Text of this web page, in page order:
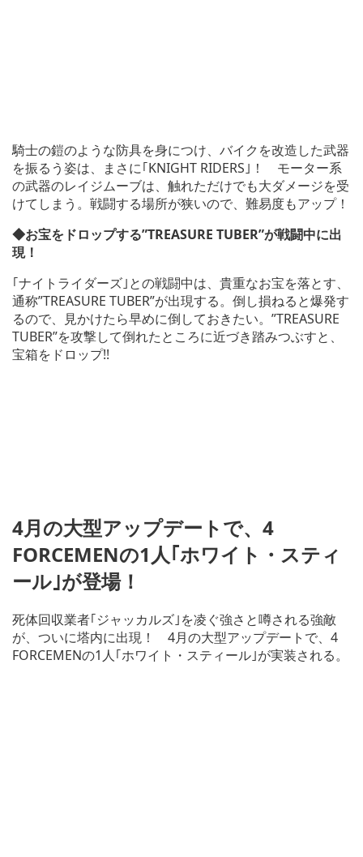
騎士の鎧のような防具を身につけ、バイクを改造した武器
を振るう姿は、まさに｢KNIGHT RIDERS｣！ モーター系
の武器のレイジムーブは、触れただけでも大ダメージを受
けてしまう。戦闘する場所が狭いので、難易度もアップ！
◆お宝をドロップする”TREASURE TUBER”が戦闘中に出
現！
｢ナイトライダーズ｣との戦闘中は、貴重なお宝を落とす、
通称”TREASURE TUBER”が出現する。倒し損ねると爆発す
るので、見かけたら早めに倒しておきたい。”TREASURE
TUBER”を攻撃して倒れたところに近づき踏みつぶすと、
宝箱をドロップ!!
4月の大型アップデートで、4
FORCEMENの1人｢ホワイト・スティ
ール｣が登場！
死体回収業者｢ジャッカルズ｣を凌ぐ強さと噂される強敵
が、ついに塔内に出現！ 4月の大型アップデートで、4
FORCEMENの1人｢ホワイト・スティール｣が実装される。